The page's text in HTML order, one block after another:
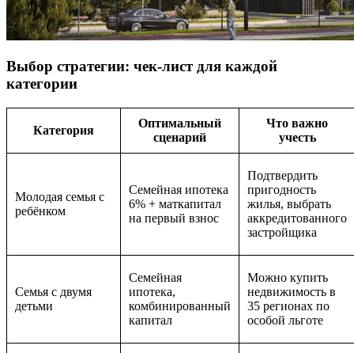
Выбор стратегии: чек-лист для каждой
категории
Категория
Оптимальный
сценарий
Что важно
учесть
Молодая семья с
ребёнком
Семейная ипотека
6% + маткапитал
на первый взнос
Подтвердить
пригодность
жилья, выбрать
аккредитованного
застройщика
Семья с двумя
детьми
Семейная
ипотека,
комбинированный
капитал
Можно купить
недвижимость в
35 регионах по
особой льготе